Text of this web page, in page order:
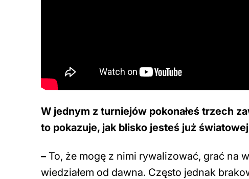
W jednym z turniejów pokonałeś trzech
to pokazuje, jak blisko jesteś już
– To, że mogę z nimi rywalizować, grać na
wiedziałem od dawna. Często jednak